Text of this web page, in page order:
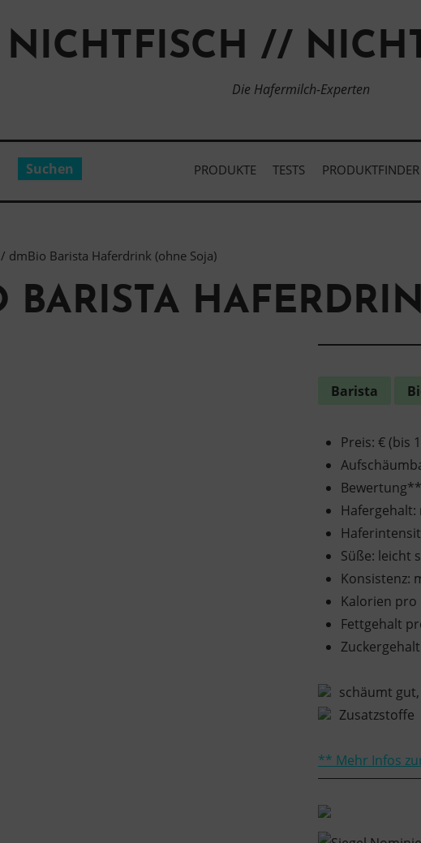
NICHTFISCH //
Die Hafermilch-Experten
PRODUKTE TESTS PRODUKTFINDER
/ dmBio Barista Haferdrink (ohne Soja)
BARISTA
Barista
Preis:€ (bis
Bewertung**
Hafergehalt:
Süße: leicht
Konsistenz:
Kalorien pro
Fettgehalt
schäumt
Zusatzstoffe
** Mehr Infos